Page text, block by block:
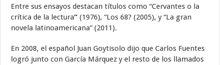
Entre sus ensayos destacan títulos como “Cervantes o la
crítica de la lectura”(1976), “Los 68? (2005), y “La gran
novela latinoamericana” (2011).
En 2008, el español Juan Goytisolo dijo que Carlos Fuentes
logró junto con García Márquez y el resto de los llamados